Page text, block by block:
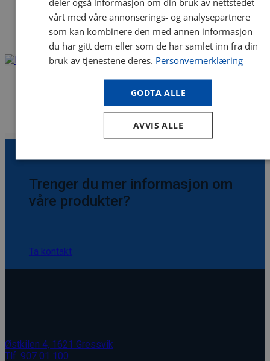
Listeprobe
1 607.00 eks. mvaVnr. 15102
Vnr. 12458
Trenger du mer informasjon om
våre produkter?
Ta kontakt
Østkilen 4, 1621 Gressvik
Tlf. 907 01 100
vårt med våre annonserings- og analysepartnere
som kan kombinere den med annen informasjon
du har gitt dem eller som de har samlet inn fra din
bruk av tjenestene deres. Personvernerklæring
GODTA ALLE
AVVIS ALLE